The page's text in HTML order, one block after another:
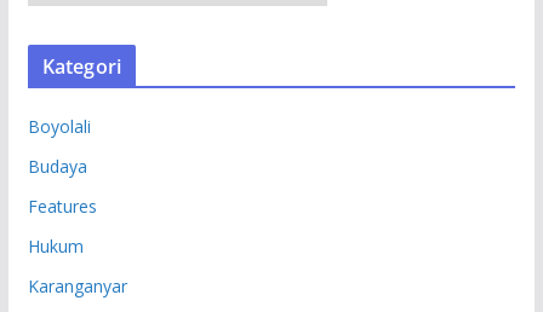
R
S
Kategori
Boyolali
Budaya
Features
Hukum
Karanganyar